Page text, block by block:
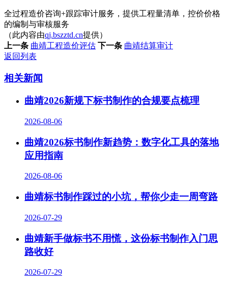
全过程造价咨询+跟踪审计服务，提供工程量清单，控价价格
的编制与审核服务
（此内容由qj.bszztd.cn提供）
上一条 曲靖工程造价评估 下一条 曲靖结算审计
返回列表
相关新闻
曲靖2026新规下标书制作的合规要点梳理
2026-08-06
曲靖2026标书制作新趋势：数字化工具的落地
应用指南
2026-08-06
曲靖标书制作踩过的小坑，帮你少走一周弯路
2026-07-29
曲靖新手做标书不用慌，这份标书制作入门思
路收好
2026-07-29